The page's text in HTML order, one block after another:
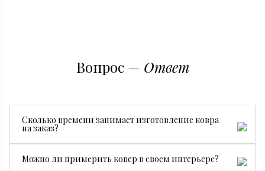
Вопрос — Ответ
Сколько времени занимает изготовление ковра
на заказ?
производства. В среднем изготовление занимает от 3
Можно ли примерить ковер в своем интерьере?